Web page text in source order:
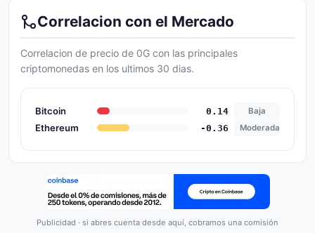
Correlacion con el Mercado
Correlacion de precio de 0G con las principales
criptomonedas en los ultimos 30 dias.
Bitcoin 0.14 Baja
Ethereum -0.36 Moderada
Publicidad · si abres cuenta desde aquí, cobramos una comisión